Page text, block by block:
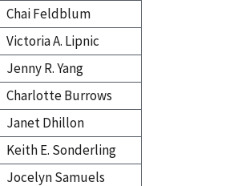
Chai Feldblum
Victoria A. Lipnic
Jenny R. Yang
Charlotte Burrows
Janet Dhillon
Keith E. Sonderling
Jocelyn Samuels